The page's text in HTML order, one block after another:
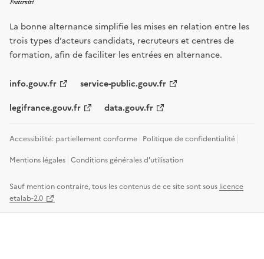
La bonne alternance simplifie les mises en relation entre les
trois types d’acteurs candidats, recruteurs et centres de
formation, afin de faciliter les entrées en alternance.
info.gouv.fr service-public.gouv.fr
legifrance.gouv.fr data.gouv.fr
Accessibilité: partiellement conforme Politique de confidentialité
Mentions légales Conditions générales d'utilisation
Sauf mention contraire, tous les contenus de ce site sont sous licence
etalab-2.0